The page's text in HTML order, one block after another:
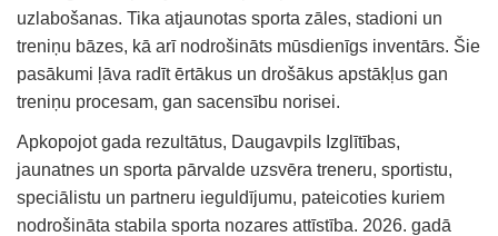
uzlabošanas. Tika atjaunotas sporta zāles, stadioni un
treniņu bāzes, kā arī nodrošināts mūsdienīgs inventārs. Šie
pasākumi ļāva radīt ērtākus un drošākus apstākļus gan
treniņu procesam, gan sacensību norisei.
Apkopojot gada rezultātus, Daugavpils Izglītības,
jaunatnes un sporta pārvalde uzsvēra treneru, sportistu,
speciālistu un partneru ieguldījumu, pateicoties kuriem
nodrošināta stabila sporta nozares attīstība. 2026. gadā